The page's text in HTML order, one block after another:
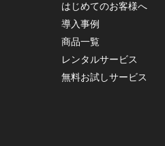
はじめてのお客様へ
導入事例
商品一覧
レンタルサービス
無料お試しサービス